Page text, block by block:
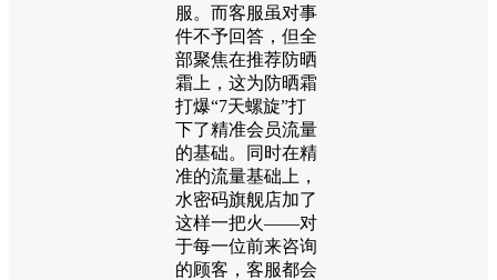
服。而客服虽对事
件不予回答，但全
部聚焦在推荐防晒
霜上，这为防晒霜
打爆“7天螺旋”打
下了精准会员流量
的基础。同时在精
准的流量基础上，
水密码旗舰店加了
这样一把火——对
于每一位前来咨询
的顾客，客服都会